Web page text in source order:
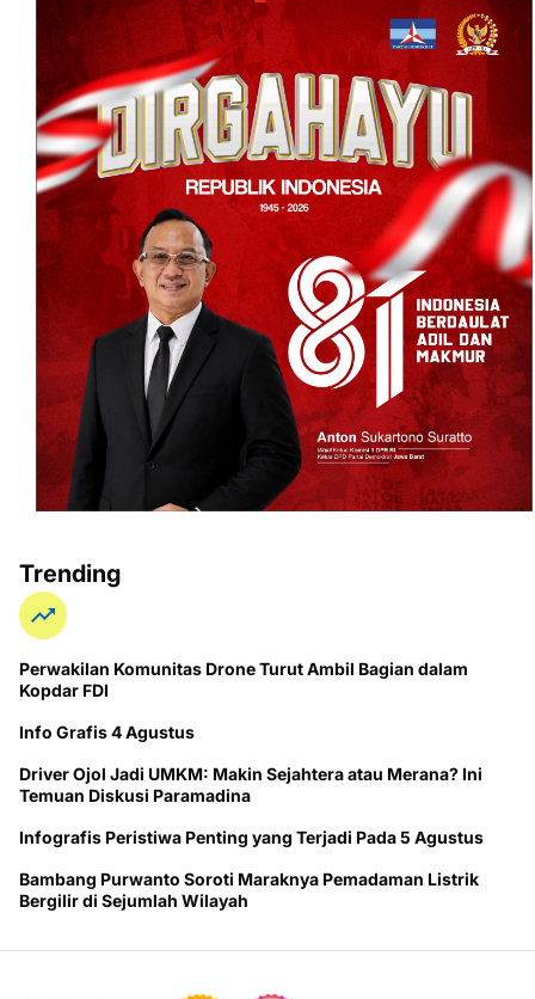
Trending
Perwakilan Komunitas Drone Turut Ambil Bagian dalam
Kopdar FDI
Info Grafis 4 Agustus
Driver Ojol Jadi UMKM: Makin Sejahtera atau Merana? Ini
Temuan Diskusi Paramadina
Infografis Peristiwa Penting yang Terjadi Pada 5 Agustus
Bambang Purwanto Soroti Maraknya Pemadaman Listrik
Bergilir di Sejumlah Wilayah